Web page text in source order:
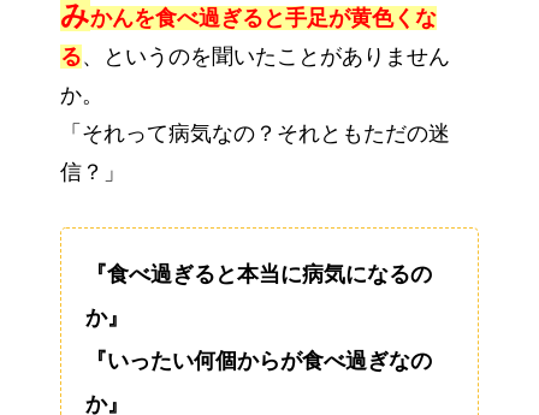
みかんを食べ過ぎると手足が黄色くな
る、というのを聞いたことがありません
か。
「それって病気なの？それともただの迷
信？」
『食べ過ぎると本当に病気になるの
か』
『いったい何個からが食べ過ぎなの
か』